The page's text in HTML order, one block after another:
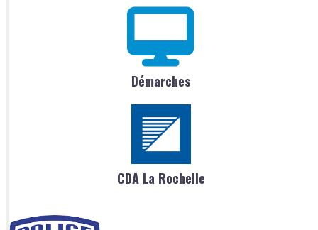
Démarches
CDA La Rochelle